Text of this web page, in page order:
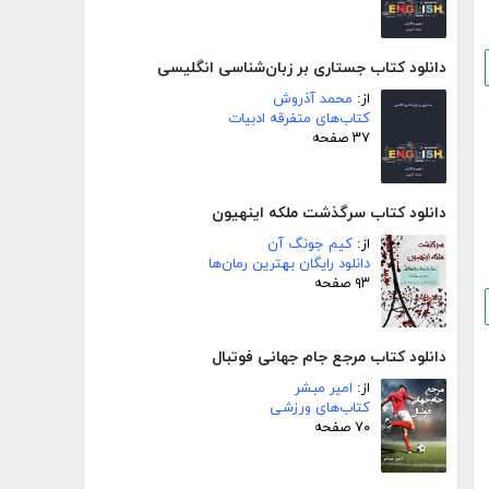
دانلود کتاب جستاری بر زبان‌شناسی انگلیسی
از: محمد آذروش
کتاب‌های متفرقه ادبیات
۳۷ صفحه
دانلود کتاب سرگذشت ملکه اینهیون
از: کیم جونگ آن
دانلود رایگان بهترین رمان‌ها
۹۳ صفحه
دانلود کتاب مرجع جام جهانی فوتبال
از: امیر مبشر
کتاب‌های ورزشی
۷۰ صفحه